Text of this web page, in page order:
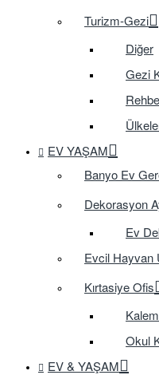
Turizm-Gezi
Diğer
Gezi
EV YAŞAM
Banyo Ev
Dekorasyon
Ev
Evcil Hayvan
Kırtasiye Ofis
Okul
EV & YAŞAM